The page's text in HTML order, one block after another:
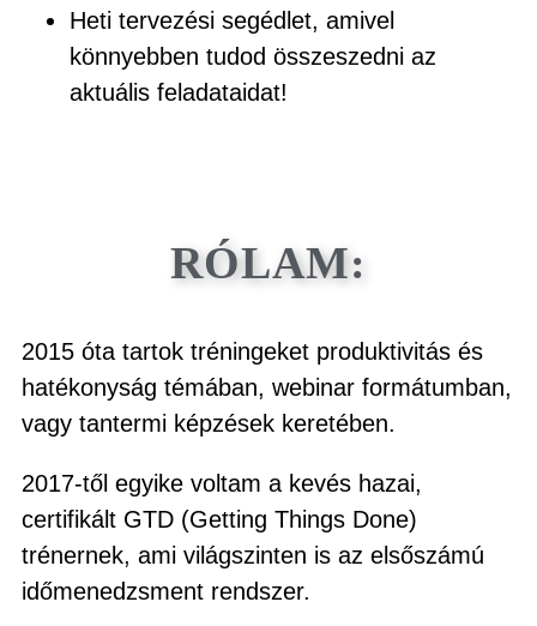
Heti tervezési segédlet, amivel
könnyebben tudod összeszedni az
aktuális feladataidat!
RÓLAM:
2015 óta tartok tréningeket produktivitás és
hatékonyság témában, webinar formátumban,
vagy tantermi képzések keretében.
2017-től egyike voltam a kevés hazai,
certifikált GTD (Getting Things Done)
trénernek, ami világszinten is az elsőszámú
időmenedzsment rendszer.